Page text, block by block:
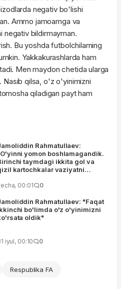
negativ bo'lishi
Ammo jamoamga va
negativ bildirmayman.
Bu yoshda futbolchilarning
Yakkakurashlarda ham
Men maydon chetida ularga
Nasib qilsa, o'z o'yinimizni
qiladigan payt ham
Rahmatullaev:
yomon boshlamagandik.
taymdagi ikkita gol va
kartochkalar vaziyatni
00:01 0
Rahmatullaev: "Faqat
bo'limda o'z o'yinimizni
oldik"
iyul, 00:10 0
Respublika FA